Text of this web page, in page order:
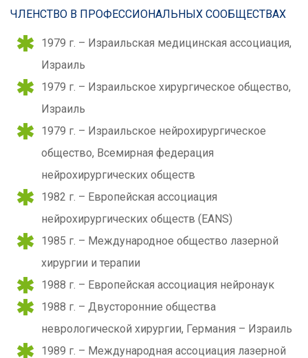
ЧЛЕНСТВО В ПРОФЕССИОНАЛЬНЫХ СООБЩЕСТВАХ
1979 г. – Израильская медицинская ассоциация,
Израиль
1979 г. – Израильское хирургическое общество,
Израиль
1979 г. – Израильское нейрохирургическое
общество, Всемирная федерация
нейрохирургических обществ
1982 г. – Европейская ассоциация
нейрохирургических обществ (EANS)
1985 г. – Международное общество лазерной
хирургии и терапии
1988 г. – Европейская ассоциация нейронаук
1988 г. – Двусторонние общества
неврологической хирургии, Германия – Израиль
1989 г. – Международная ассоциация лазерной